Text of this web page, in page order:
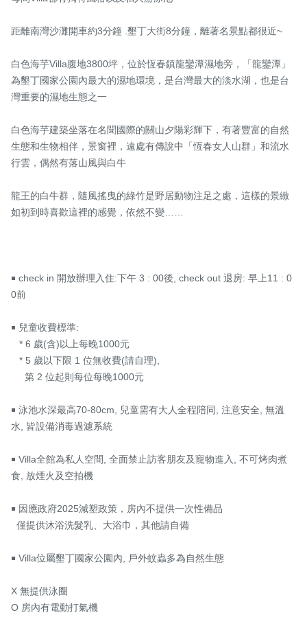
距離南灣沙灘開車約3分鐘 .墾丁大街8分鐘，離著名景點都很近~
白色海芋Villa腹地3800坪，位於恆春鎮龍鑾潭濕地旁，「龍鑾潭」
為墾丁國家公園內最大的濕地環境，是台灣最大的淡水湖，也是台
灣重要的濕地生態之一
白色海芋建築坐落在名聞國際的關山夕陽彩輝下，有著豐富的自然
生態和生物相伴，景窗裡，遠處有傳說中「恆春女人山群」和流水
行雲，偶然有落山風與白牛
龍王的白牛群，隨風搖曳的綠竹是野居動物注足之處，這樣的景緻
如初到時喜歡這裡的感覺，依然不變……
￭ check in 開放辦理入住:下午 3 : 00後, check out 退房: 早上11 : 0
0前
￭ 兒童收費標準:
￭ 泳池水深最高70-80cm, 兒童需有大人全程陪同, 注意安全, 無溫
水, 皆設備消毒過濾系統
￭ Villa全館為私人空間, 全面禁止訪客朋友及寵物進入, 不可烤肉煮
食, 放煙火及空拍機
￭ 因應政府2025減塑政策，房內不提供一次性備品
￭ Villa位屬墾丁國家公園內, 戶外蚊蟲多為自然生態
X 無提供泳圈
O 房內有電動打氣機